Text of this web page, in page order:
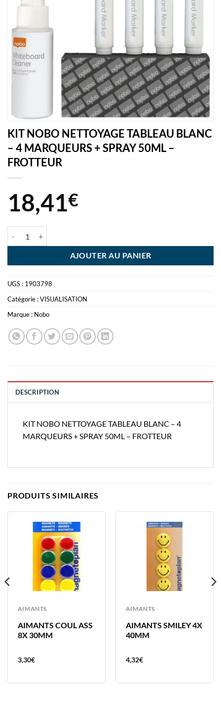
KIT NOBO NETTOYAGE TABLEAU BLANC
– 4 MARQUEURS + SPRAY 50ML –
FROTTEUR
18,41€
AJOUTER AU PANIER
UGS : 1903798
Catégorie :VISUALISATION
Marque : Nobo
DESCRIPTION
KIT NOBO NETTOYAGE TABLEAU BLANC – 4
MARQUEURS + SPRAY 50ML – FROTTEUR
PRODUITS SIMILAIRES
AIMANTS
AIMANTS COUL ASS
8X 30MM
3,30€
AIMANTS
AIMANTS SMILEY 4X
40MM
4,32€